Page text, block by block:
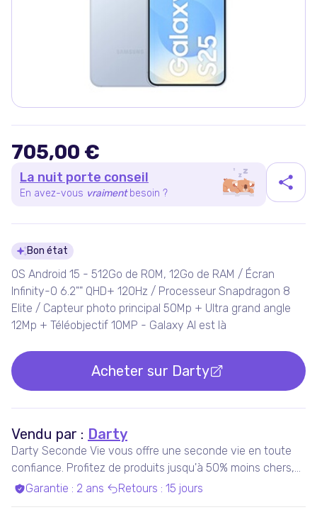
705,00 €
La nuit porte conseil
En avez-vous vraiment besoin ?
Détails du produit
Bon état
OS Android 15 - 512Go de ROM, 12Go de RAM / Écran
Infinity-O 6.2"" QHD+ 120Hz / Processeur Snapdragon 8
Elite / Capteur photo principal 50Mp + Ultra grand angle
12Mp + Téléobjectif 10MP - Galaxy AI est là
Acheter sur Darty
Vendu par : Darty
Darty Seconde Vie vous offre une seconde vie en toute
confiance. Profitez de produits jusqu'à 50% moins chers,
pris en charge par nos experts qualifiés, dans nos ateliers
Garantie : 2 ans Retours : 15 jours